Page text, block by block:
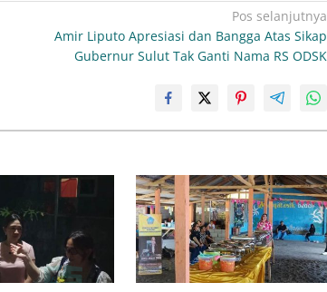
Pos selanjutnya
Amir Liputo Apresiasi dan Bangga Atas Sikap
Gubernur Sulut Tak Ganti Nama RS ODSK